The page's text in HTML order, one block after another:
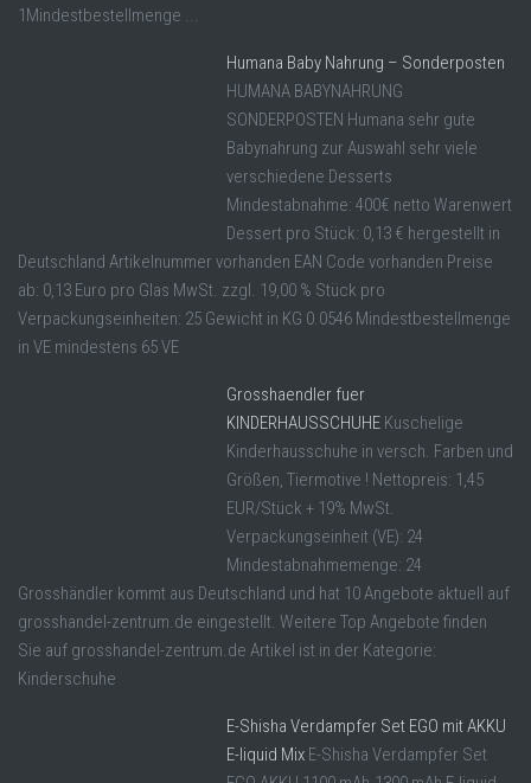
1Mindestbestellmenge ...
Humana Baby Nahrung – Sonderposten
HUMANA BABYNAHRUNG
SONDERPOSTEN Humana sehr gute
Babynahrung zur Auswahl sehr viele
verschiedene Desserts
Mindestabnahme: 400€ netto Warenwert
Dessert pro Stück: 0,13 € hergestellt in
Deutschland Artikelnummer vorhanden EAN Code vorhanden Preise
ab: 0,13 Euro pro Glas MwSt. zzgl. 19,00 % Stück pro
Verpackungseinheiten: 25 Gewicht in KG 0.0546 Mindestbestellmenge
in VE mindestens 65 VE
Grosshaendler fuer
KINDERHAUSSCHUHE Kuschelige
Kinderhausschuhe in versch. Farben und
Größen, Tiermotive ! Nettopreis: 1,45
EUR/Stück + 19% MwSt.
Verpackungseinheit (VE): 24
Mindestabnahmemenge: 24
Grosshändler kommt aus Deutschland und hat 10 Angebote aktuell auf
grosshandel-zentrum.de eingestellt. Weitere Top Angebote finden
Sie auf grosshandel-zentrum.de Artikel ist in der Kategorie:
Kinderschuhe
E-Shisha Verdampfer Set EGO mit AKKU
E-liquid Mix E-Shisha Verdampfer Set